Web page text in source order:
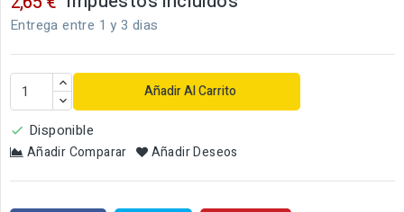
Entrega entre 1 y 3 dias
Añadir Al Carrito
 Disponible
Añadir Comparar Añadir Deseos